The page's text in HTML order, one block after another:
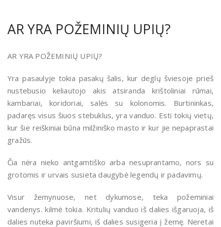
AR YRA POŽEMINIŲ UPIŲ?
AR YRA POŽEMINIŲ UPIŲ?
Yra pasaulyje tokia pasakų šalis, kur deglų šviesoje prieš
nustebusio keliautojo akis atsiranda krištoliniai rūmai,
kambariai, koridoriai, salės su kolonomis. Burtininkas,
padaręs visus šiuos stebuklus, yra vanduo. Esti tokių vietų,
kur šie reiškiniai būna milžiniško masto ir kur jie nepaprastai
gražūs.
Čia nėra nieko antgamtiško arba nesuprantamo, nors su
grotomis ir urvais susieta daugybė legendų ir padavimų.
Visur žemynuose, net dykumose, teka požeminiai
vandenys. kilmė tokia. Kritulių vanduo iš dalies išgaruoja, iš
dalies nuteka paviršiumi, iš dalies susigeria į žemę. Neretai